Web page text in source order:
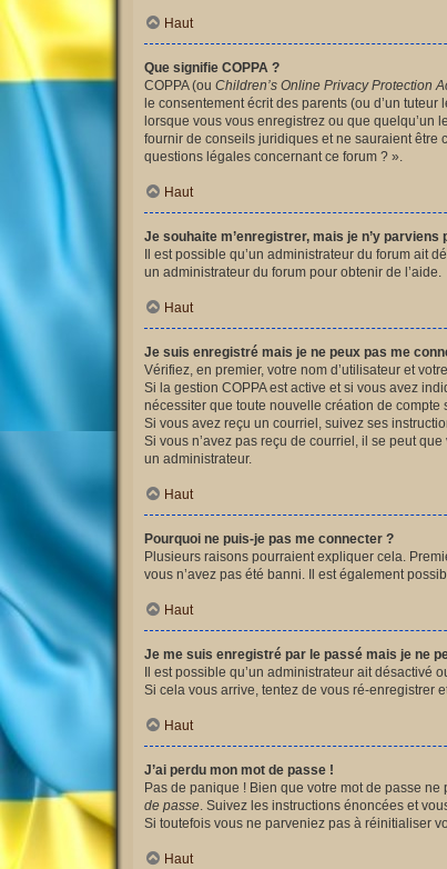
Haut
Que signifie COPPA ?
COPPA (ou Children’s Online Privacy Protection
le consentement écrit des parents (ou d’un
lorsque vous vous enregistrez ou que quelqu’un
fournir de conseils juridiques et ne sauraient être
questions légales concernant ce forum ? ».
Haut
Je souhaite m’enregistrer, mais je n’y parviens
Il est possible qu’un administrateur du forum ait
un administrateur du forum pour obtenir de l’aide.
Haut
Je suis enregistré mais je ne peux pas me
Vérifiez, en premier, votre nom d’utilisateur et
Si la gestion COPPA est active et si vous avez
nécessiter que toute nouvelle création de compte
Si vous avez reçu un courriel, suivez ses
Si vous n’avez pas reçu de courriel, il se peut
un administrateur.
Haut
Pourquoi ne puis-je pas me connecter ?
Plusieurs raisons pourraient expliquer cela.
vous n’avez pas été banni. Il est également
Haut
Je me suis enregistré par le passé mais je ne
Il est possible qu’un administrateur ait désactivé
Si cela vous arrive, tentez de vous ré-enregistrer
Haut
J’ai perdu mon mot de passe !
Pas de panique ! Bien que votre mot de passe
de passe . Suivez les instructions énoncées et
Si toutefois vous ne parveniez pas à réinitialiser
Haut